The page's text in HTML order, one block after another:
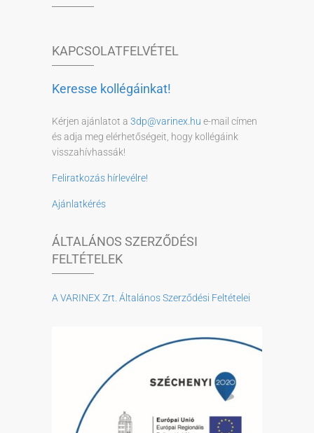
KAPCSOLATFELVÉTEL
Keresse kollégáinkat!
Kérjen ajánlatot a 3dp@varinex.hu e-mail címen
és adja meg elérhetőségeit, hogy kollégáink
visszahívhassák!
Feliratkozás hírlevélre!
Ajánlatkérés
ÁLTALÁNOS SZERZŐDÉSI
FELTÉTELEK
A VARINEX Zrt. Általános Szerződési Feltételei